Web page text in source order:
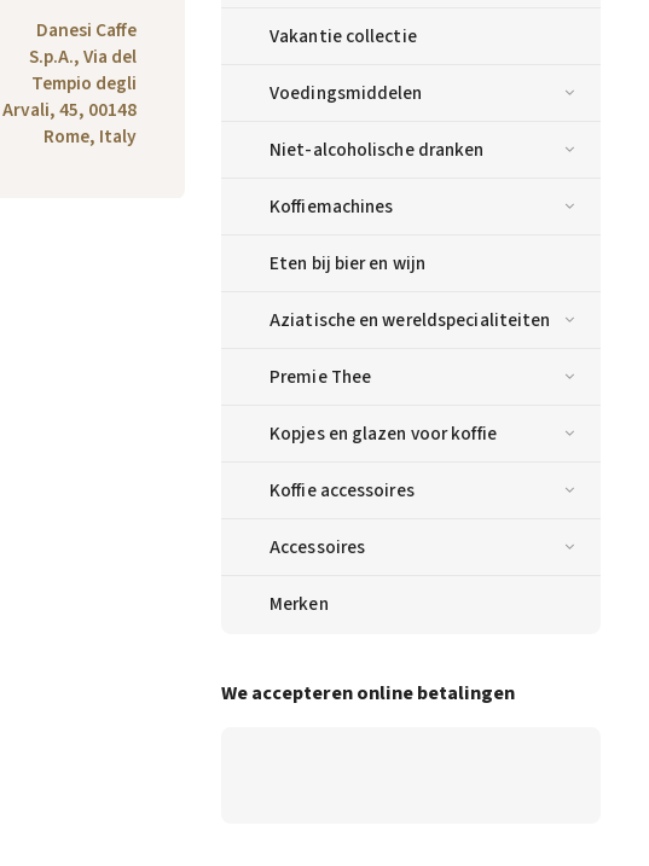
Vakantie collectie
Voedingsmiddelen
Niet-alcoholische dranken
Koffiemachines
Eten bij bier en wijn
Aziatische en wereldspecialiteiten
Premie Thee
Kopjes en glazen voor koffie
Koffie accessoires
Accessoires
Merken
We accepteren online betalingen
Danesi Caffe
S.p.A., Via del
Tempio degli
Arvali, 45, 00148
Rome, Italy